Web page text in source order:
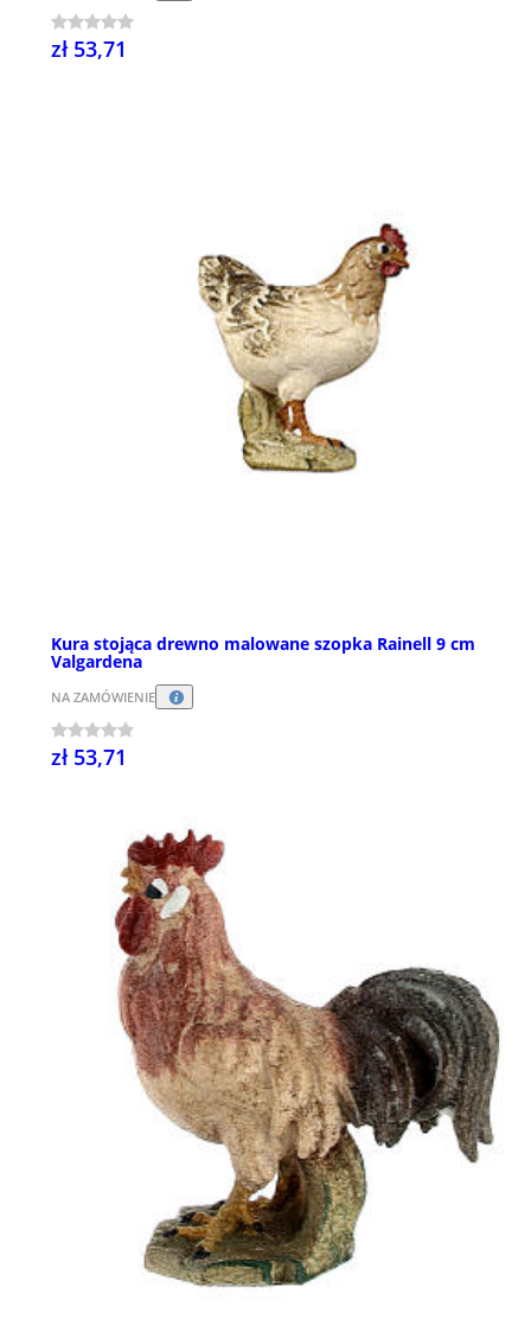
zł 53,71
Kura stojąca drewno malowane szopka Rainell 9 cm
Valgardena
NA ZAMÓWIENIE
zł 53,71